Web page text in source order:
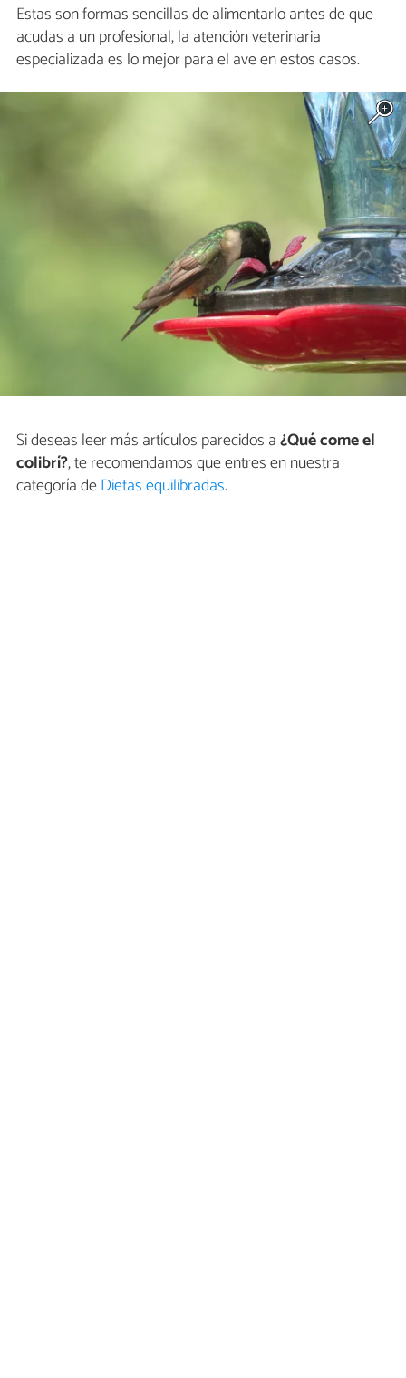
Estas son formas sencillas de alimentarlo antes de que
acudas a un profesional, la atención veterinaria
especializada es lo mejor para el ave en estos casos.
Si deseas leer más artículos parecidos a¿Qué come el
colibrí?, te recomendamos que entres en nuestra
categoría deDietas equilibradas.